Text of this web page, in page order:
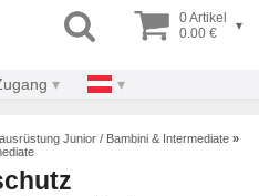
0 Artikel
0.00 €
▾
Junior / Bambini & Intermediate »